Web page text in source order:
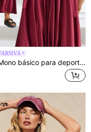
VARSIVA Mono básico para deportes de verano al aire libre con bolsillos y ajustable